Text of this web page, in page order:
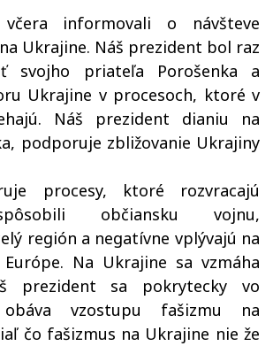
informovali o návšteve
Ukrajine. Náš prezident bol raz
svojho priateľa Porošenka a
Ukrajine v procesoch, ktoré v
Náš prezident dianiu na
podporuje zbližovanie Ukrajiny
procesy, ktoré rozvracajú
občiansku vojnu,
región a negatívne vplývajú na
Na Ukrajine sa vzmáha
prezident sa pokrytecky vo
obáva vzostupu fašizmu na
čo fašizmus na Ukrajine nie že